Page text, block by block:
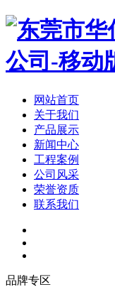
网站首页
关于我们
产品展示
新闻中心
工程案例
公司风采
荣誉资质
联系我们
品牌专区